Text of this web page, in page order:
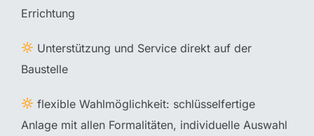
Errichtung
Unterstützung und Service direkt auf der
Baustelle
flexible Wahlmöglichkeit: schlüsselfertige
Anlage mit allen Formalitäten, individuelle Auswahl